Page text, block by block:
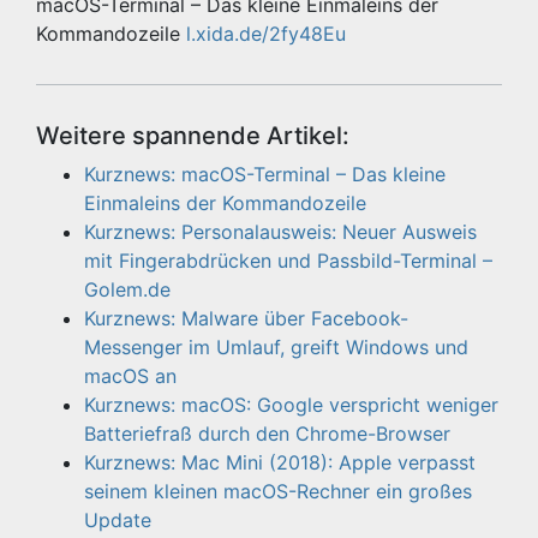
macOS-Terminal – Das kleine Einmaleins der
Kommandozeile l.xida.de/2fy48Eu
Weitere spannende Artikel:
Kurznews: macOS-Terminal – Das kleine
Einmaleins der Kommandozeile
Kurznews: Personalausweis: Neuer Ausweis
mit Fingerabdrücken und Passbild-Terminal –
Golem.de
Kurznews: Malware über Facebook-
Messenger im Umlauf, greift Windows und
macOS an
Kurznews: macOS: Google verspricht weniger
Batteriefraß durch den Chrome-Browser
Kurznews: Mac Mini (2018): Apple verpasst
seinem kleinen macOS-Rechner ein großes
Update